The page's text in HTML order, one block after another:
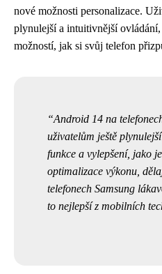
nové možnosti personalizace.
plynulejší a intuitivnější
možností, jak si svůj telefon
Android 14 na
uživatelům ještě
funkce a vylepšení, jako
optimalizace výkonu,
telefonech Samsung
to nejlepší z mobilních